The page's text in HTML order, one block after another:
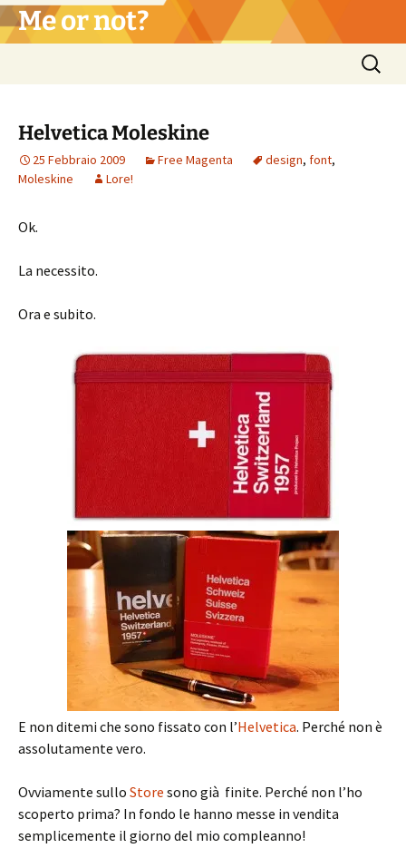
Vai
al Me or not?
Ricerca
per:
Helvetica Moleskine
25 Febbraio 2009 Free Magenta design, font,
Moleskine
Lore!
Ok.
La necessito.
Ora e subito.
E non ditemi che sono fissato con l’Helvetica. Perché non è
assolutamente vero.
Ovviamente sullo Store sono già finite. Perché non l’ho
scoperto prima? In fondo le hanno messe in vendita
semplicemente il giorno del mio compleanno!